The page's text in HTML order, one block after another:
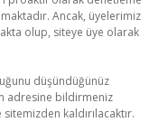
Ancak, üyelerimiz
olup, siteye üye olarak
düşündüğünüz
adresine bildirmeniz
kaldırılacaktır.